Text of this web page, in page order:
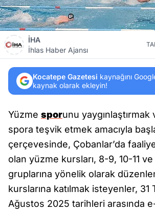
İHA
İhlas Haber Ajansı
Kocatepe Gazetesi kaynağını
kaynak olarak ekleyin!
Yüzme sporunu yaygınlaştırmak
spora teşvik etmek amacıyla
çerçevesinde, Çobanlar’da
olan yüzme kursları, 8-9, 10-11 ve
gruplarına yönelik olarak
kurslarına katılmak isteyenler,
Ağustos 2025 tarihleri arasında